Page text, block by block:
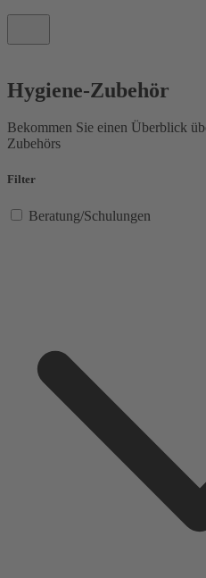
Hygiene-Zubehör
Bekommen Sie einen Überblick
Zubehörs
Filter
Beratung/Schulungen